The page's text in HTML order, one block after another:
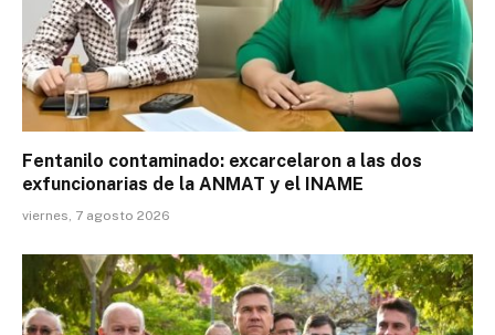
Fentanilo contaminado: excarcelaron a las dos
exfuncionarias de la ANMAT y el INAME
viernes, 7 agosto 2026